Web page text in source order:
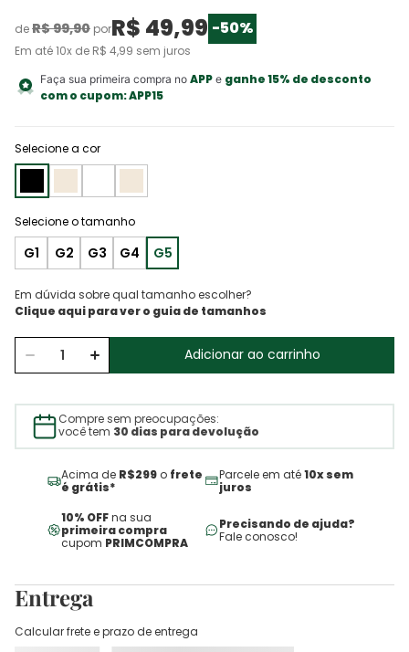
deR$99,90 porR$ 49,99 -50%
Em até10x de R$ 4,99 sem juros
Faça sua primeira compra no APPe ganhe 15% de desconto
com o cupom:APP15
Selecione a cor
G1 G2 G3 G4 G5
Em dúvida sobre qual tamanho escolher?
Adicionar ao carrinho
Compre sem preocupações:
você tem 30 dias para devolução
Acima de R$299 o frete
é grátis*
Parcele em até10x sem
juros
10% OFFna sua
primeira compra
cupom PRIMCOMPRA
Precisando de ajuda?
Fale conosco!
Entrega
Calcular frete e prazo de entrega